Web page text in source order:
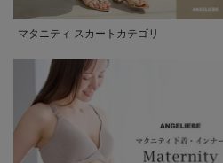
マタニティ スカートカテゴリ